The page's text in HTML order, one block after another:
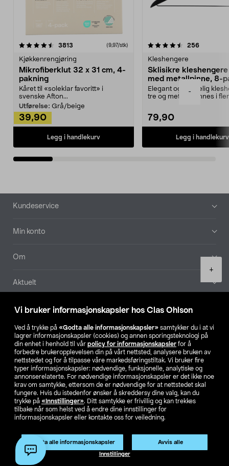
Vi bruker informasjonskapsler hos Clas Ohlson
Ved å trykke på «Godta alle informasjonskapsler» samtykker du i at vi
lagrer informasjonskapsler (cookies) og annen sporingsteknologi på
din enhet i henhold til vår policy for informasjonskapsler for å
forbedre brukeropplevelsen din på vårt nettsted, analysere bruken av
nettstedet og for å tilpasse våre markedsføringstiltak. Vi bruker fire
typer informasjonskapsler: nødvendige, funksjonelle, analytiske og
annonserelaterte. For nødvendige informasjonskapsler er det ikke noe
krav om samtykke, ettersom de er nødvendige for at nettstedet skal
fungere. Hvis du istedenfor ønsker å skreddersy dine valg, kan du
trykke på «Innstillinger». Ditt samtykke er frivillig og kan trekkes
tilbake når som helst ved å endre dine innstillinger for
informasjonskapsler eller kontakte oss for veiledning.
Godta alle informasjonskapsler Avvis alle
Innstillinger
-
+
Legg i handlekurv
3813 anmeldelser(9,97/stk)
Kjøkkenrengjøring
Mikrofiberklut 32 x 31 cm, 4-
pakning
Kåret til «soleklar favoritt» i
svenske Afton...
Utførelse: Grå/beige
39,90
Legg i handlekurv
4.5av 5 stjerner 256
Kleshengere
Sklisikre
med metallpinne, 8-
Elegant og skikkelig
tre og metall – finnes i
79,90
Legg i handlekurv
4.5av 5 stjerner
Bunntekst
Kundeservice
Min konto
Om
Aktuelt
Våre selskaper
Finn din butikk
SE NO FI
Endre til priser ekskl. moms